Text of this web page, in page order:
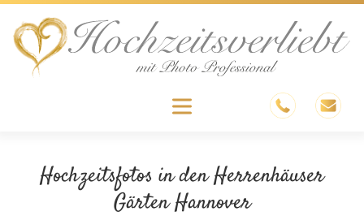
Skip
content
Menu
Hochzeitsfotos in den Herrenhäuser
Gärten Hannover